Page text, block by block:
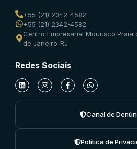
+55 (21) 2342-4582
+55 (21) 2342-4582
Centro Empresarial Mourisco Praia
de Janeiro-RJ
Redes Sociais
Canal de
Política de